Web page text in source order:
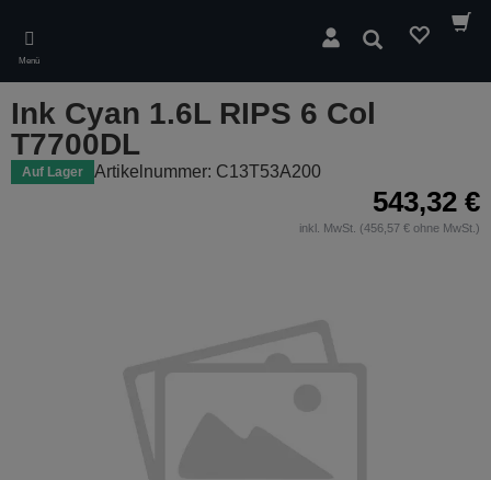
main
content
Menü
Suchen
Ink Cyan 1.6L RIPS 6 Col
T7700DL
Auf Lager Artikelnummer: C13T53A200
543,32 €
inkl. MwSt. (456,57 € ohne MwSt.)